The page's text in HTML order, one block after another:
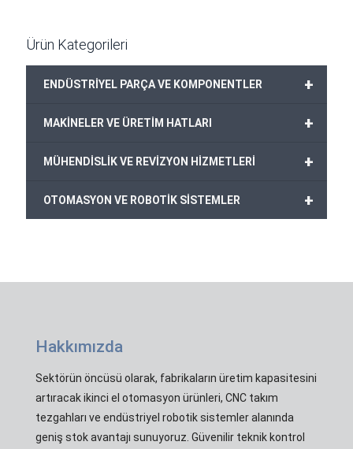
Ürün Kategorileri
+
ENDÜSTRİYEL PARÇA VE KOMPONENTLER
+
MAKİNELER VE ÜRETİM HATLARI
+
MÜHENDİSLİK VE REVİZYON HİZMETLERİ
+
OTOMASYON VE ROBOTİK SİSTEMLER
Hakkımızda
Sektörün öncüsü olarak, fabrikaların üretim kapasitesini
artıracak ikinci el otomasyon ürünleri, CNC takım
tezgahları ve endüstriyel robotik sistemler alanında
geniş stok avantajı sunuyoruz. Güvenilir teknik kontrol